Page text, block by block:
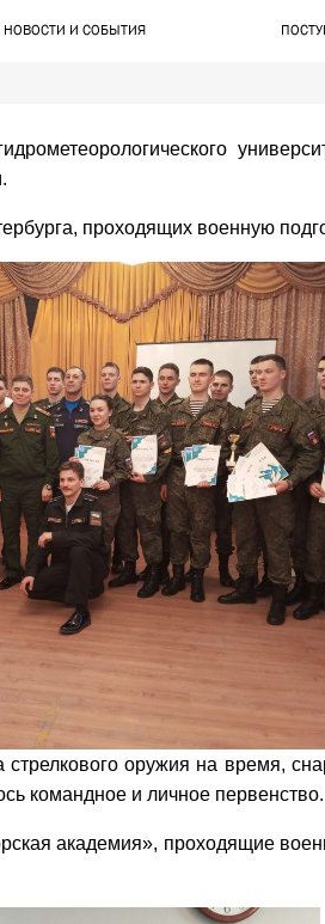
НОВОСТИ И СОБЫТИЯ
проходящих военную
оружия на время,
командное и личное первенство.
академия», проходящие